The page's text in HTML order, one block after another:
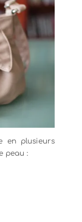
en plusieurs
peau :